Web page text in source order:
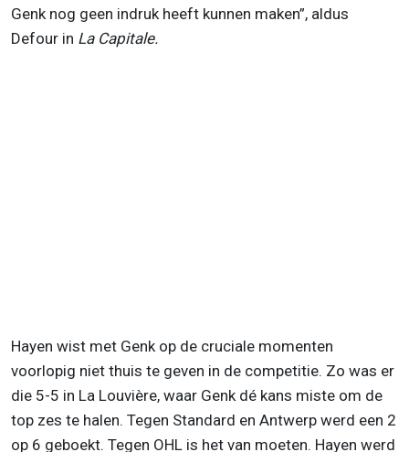
Genk nog geen indruk heeft kunnen maken”, aldus
Defour in La Capitale.
Hayen wist met Genk op de cruciale momenten
voorlopig niet thuis te geven in de competitie. Zo was er
die 5-5 in La Louvière, waar Genk dé kans miste om de
top zes te halen. Tegen Standard en Antwerp werd een 2
op 6 geboekt. Tegen OHL is het van moeten. Hayen werd